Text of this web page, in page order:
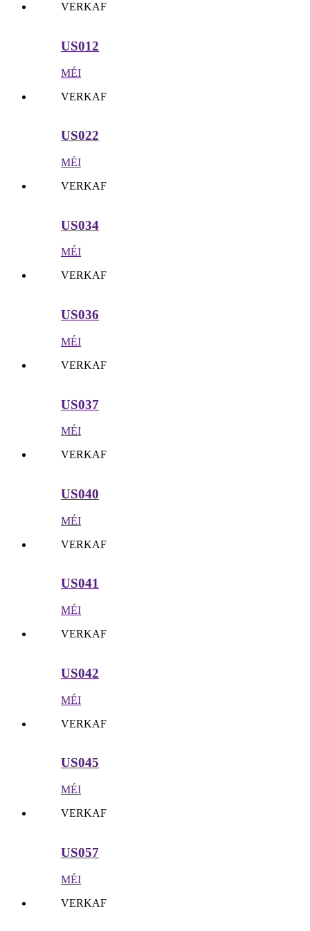
VERKAF
US012
MÉI
VERKAF
US022
MÉI
VERKAF
US034
MÉI
VERKAF
US036
MÉI
VERKAF
US037
MÉI
VERKAF
US040
MÉI
VERKAF
US041
MÉI
VERKAF
US042
MÉI
VERKAF
US045
MÉI
VERKAF
US057
MÉI
VERKAF